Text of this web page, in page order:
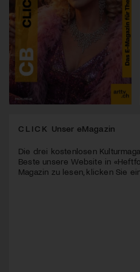
CLICK Unser eMagazin
Die drei kostenlosen
Beste unsere Website in
Magazin zu lesen, klicken Sie